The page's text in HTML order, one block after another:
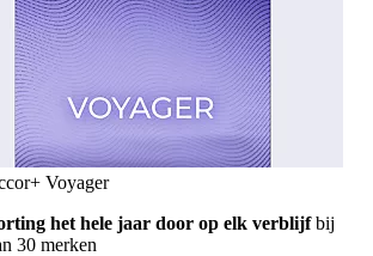
Voyager
het hele jaar door op elk verblijfbij
30 merken